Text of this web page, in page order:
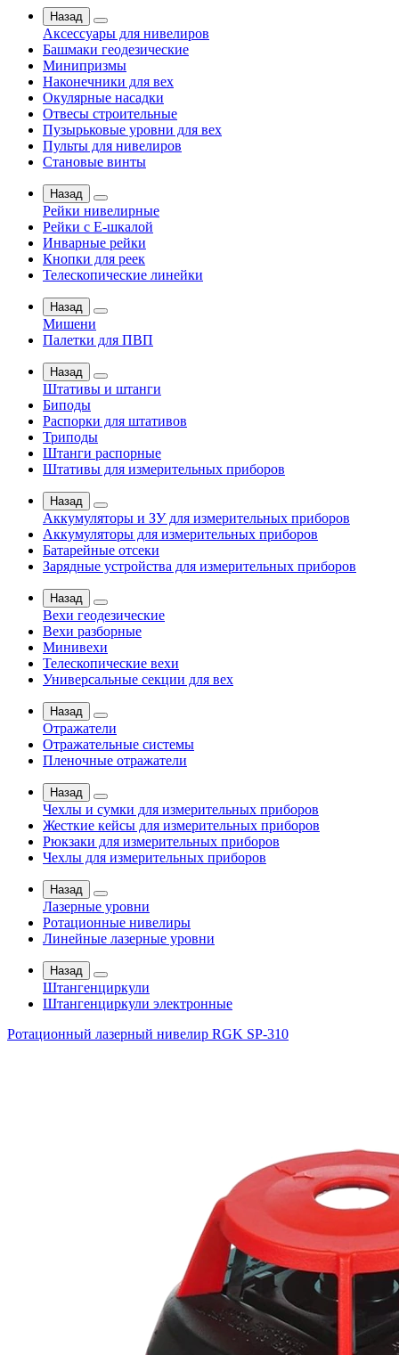
Назад
Аксессуары для нивелиров
Башмаки геодезические
Минипризмы
Наконечники для вех
Окулярные насадки
Отвесы строительные
Пузырьковые уровни для вех
Пульты для нивелиров
Становые винты
Назад
Рейки нивелирные
Рейки с Е-шкалой
Инварные рейки
Кнопки для реек
Телескопические линейки
Назад
Мишени
Палетки для ПВП
Назад
Штативы и штанги
Биподы
Распорки для штативов
Триподы
Штанги распорные
Штативы для измерительных приборов
Назад
Аккумуляторы и ЗУ для измерительных приборов
Аккумуляторы для измерительных приборов
Батарейные отсеки
Зарядные устройства для измерительных приборов
Назад
Вехи геодезические
Вехи разборные
Минивехи
Телескопические вехи
Универсальные секции для вех
Назад
Отражатели
Отражательные системы
Пленочные отражатели
Назад
Чехлы и сумки для измерительных приборов
Жесткие кейсы для измерительных приборов
Рюкзаки для измерительных приборов
Чехлы для измерительных приборов
Назад
Лазерные уровни
Ротационные нивелиры
Линейные лазерные уровни
Назад
Штангенциркули
Штангенциркули электронные
Ротационный лазерный нивелир RGK SP-310